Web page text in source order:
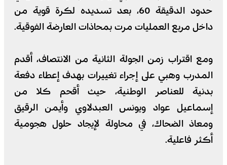
حدود الدقيقة 60، بعد تسديده لكرة قوية من
داخل مربع العمليات مرت بمحاذات العارضة الفوقية.
ومع اقتراب زمن الجولة الثانية من الانتصاف، أقدم
المدرب وهبي على إجراء تغييرات بهدف إعطاء دفعة
بدنية للعناصر الوطنية، حيث أقحم كلا من
إسماعيل عواد ويونس العبدلاوي وأيمن الرقيق
ومعاذ الضحاك، في محاولة لإيجاد حلول هجومية
أكثر فاعلية.